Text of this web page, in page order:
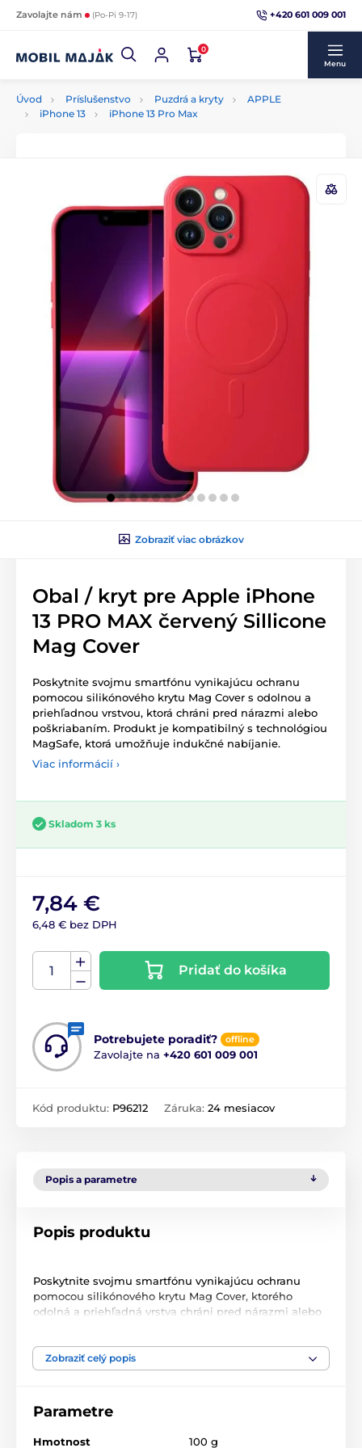
Zavolajte nám (Po-Pi 9-17) +420 601 009 001
0
Menu
Úvod Príslušenstvo Puzdrá a kryty
APPLE
iPhone 13
iPhone 13 Pro Max
Zobraziť viac obrázkov
Obal / kryt pre Apple iPhone
13 PRO MAX červený Sillicone
Mag Cover
Poskytnite svojmu smartfónu vynikajúcu ochranu
pomocou silikónového krytu Mag Cover s odolnou a
priehľadnou vrstvou, ktorá chráni pred nárazmi alebo
poškriabaním. Produkt je kompatibilný s technológiou
MagSafe, ktorá umožňuje indukčné nabíjanie.
Viac informácií ›
Skladom 3 ks
7,84 €
6,48 € bez DPH
Pridať do košíka
Potrebujete poradiť? offline
Zavolajte na +420 601 009 001
Kód produktu: P96212 Záruka: 24 mesiacov
Popis a parametre
Popis produktu
Poskytnite svojmu smartfónu vynikajúcu ochranu
pomocou silikónového krytu Mag Cover, ktorého
odolná a priehľadná vrstva chráni pred nárazmi alebo
Silikónový kryt Mag Cover pre iPhone je zárukou
nabíjať telefón bez použitia káblov. Krúžok so
Zobraziť celý popis
Parametre
Hmotnost 100 g